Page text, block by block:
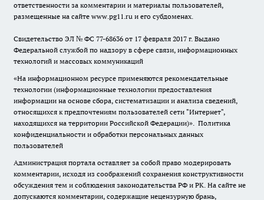
ответственности за комментарии и материалы пользователей,
размещенные на сайте www.pg11.ru и его субдоменах.
Свидетельство ЭЛ № ФС 77-68636 от 17 февраля 2017 г. Выдано
Федеральной службой по надзору в сфере связи, информационных
технологий и массовых коммуникаций
«На информационном ресурсе применяются рекомендательные
технологии (информационные технологии предоставления
информации на основе сбора, систематизации и анализа сведений,
относящихся к предпочтениям пользователей сети "Интернет",
находящихся на территории Российской Федерации)». Политика
конфиденциальности и обработки персональных данных
пользователей
Администрация портала оставляет за собой право модерировать
комментарии, исходя из соображений сохранения конструктивности
обсуждения тем и соблюдения законодательства РФ и РК. На сайте не
допускаются комментарии, содержащие нецензурную брань,